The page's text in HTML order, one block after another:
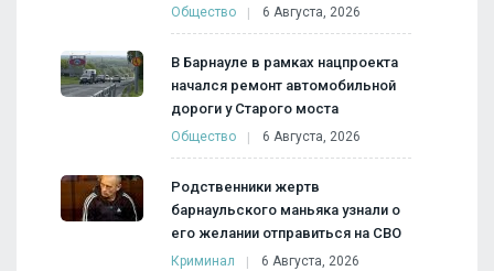
Общество 6 Августа, 2026
В Барнауле в рамках нацпроекта
начался ремонт автомобильной
дороги у Старого моста
Общество 6 Августа, 2026
Родственники жертв
барнаульского маньяка узнали о
его желании отправиться на СВО
Криминал 6 Августа, 2026